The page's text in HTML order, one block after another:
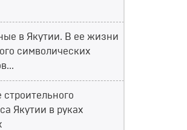
в Якутии. В ее жизни
символических
строительного
Якутии в руках